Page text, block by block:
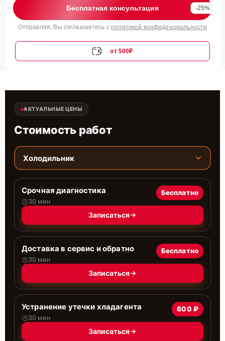
Бесплатная консультация -25%
Отправляя, Вы соглашаетесь с политикой конфиденциальности
от 500₽
АКТУАЛЬНЫЕ ЦЕНЫ
Стоимость работ
Холодильник
Срочная диагностика
30 мин
Бесплатно
Записаться
Доставка в сервис и обратно
30 мин
Бесплатно
Записаться
Устранение утечки хладагента
30 мин
600 ₽
Записаться